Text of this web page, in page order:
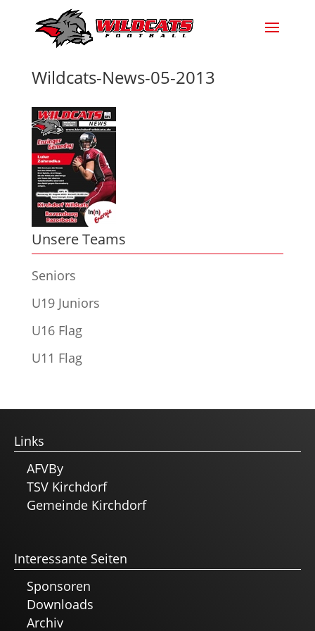
Wildcats-News-05-2013
Unsere Teams
Seniors
U19 Juniors
U16 Flag
U11 Flag
Links
AFVBy
TSV Kirchdorf
Gemeinde Kirchdorf
Interessante Seiten
Sponsoren
Downloads
Archiv